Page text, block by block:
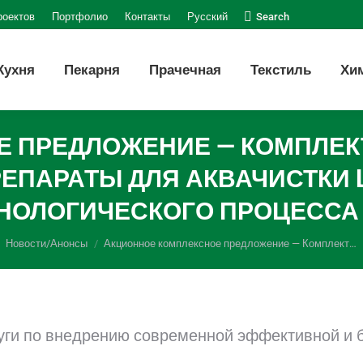
Портфолио Контакты Русский Поиск:
Search
Пекарня Прачечная Текстиль
ПРЕДЛОЖЕНИЕ —
ДЛЯ АКВАЧИСТКИ
ПРОЦЕССА
Новости/Анонсы Акционное комплексное предложение — Комплект…
по внедрению современной эффективной и